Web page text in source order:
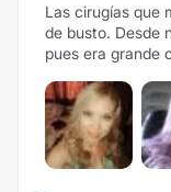
Las cirugías que
de busto. Desde
pues era grande